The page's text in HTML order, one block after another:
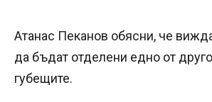
Атанас Пеканов обясни, че
да бъдат отделени едно от
губещите.